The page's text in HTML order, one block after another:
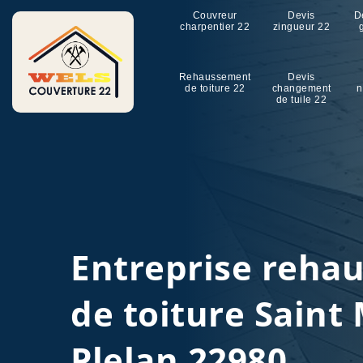
Couvreur
charpentier 22
Devis
zingueur 22
Rehaussement
de toiture 22
Devis
changement
de tuile 22
Entreprise
de toiture Saint